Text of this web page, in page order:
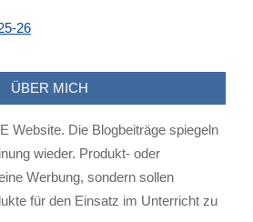
26
ÜBER MICH
Website. Die Blogbeiträge spiegeln
wieder. Produkt- oder
Werbung, sondern sollen
für den Einsatz im Unterricht zu